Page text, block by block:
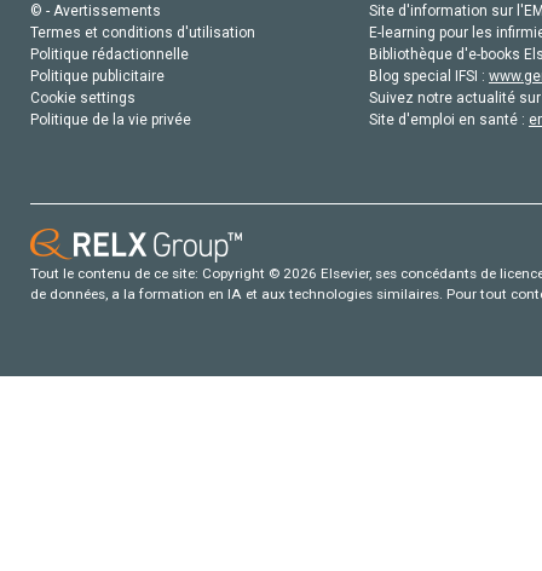
© - Avertissements
Termes et conditions d'utilisation
Politique rédactionnelle
Politique publicitaire
Cookie settings
Politique de la vie privée
Site d'information sur
E-learning pour les
Bibliothèque d'e-books
Blog special IFSI :
Suivez notre actualité
Site d'emploi en santé :
Tout le contenu de ce site: Copyright © 2026 Elsevier, ses concédants de
de données, a la formation en IA et aux technologies similaires. Pour tout